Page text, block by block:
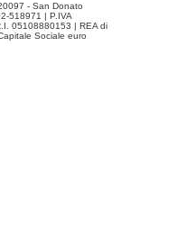
- San Donato
518971 | P.IVA
05108880153 | REA di
Sociale euro